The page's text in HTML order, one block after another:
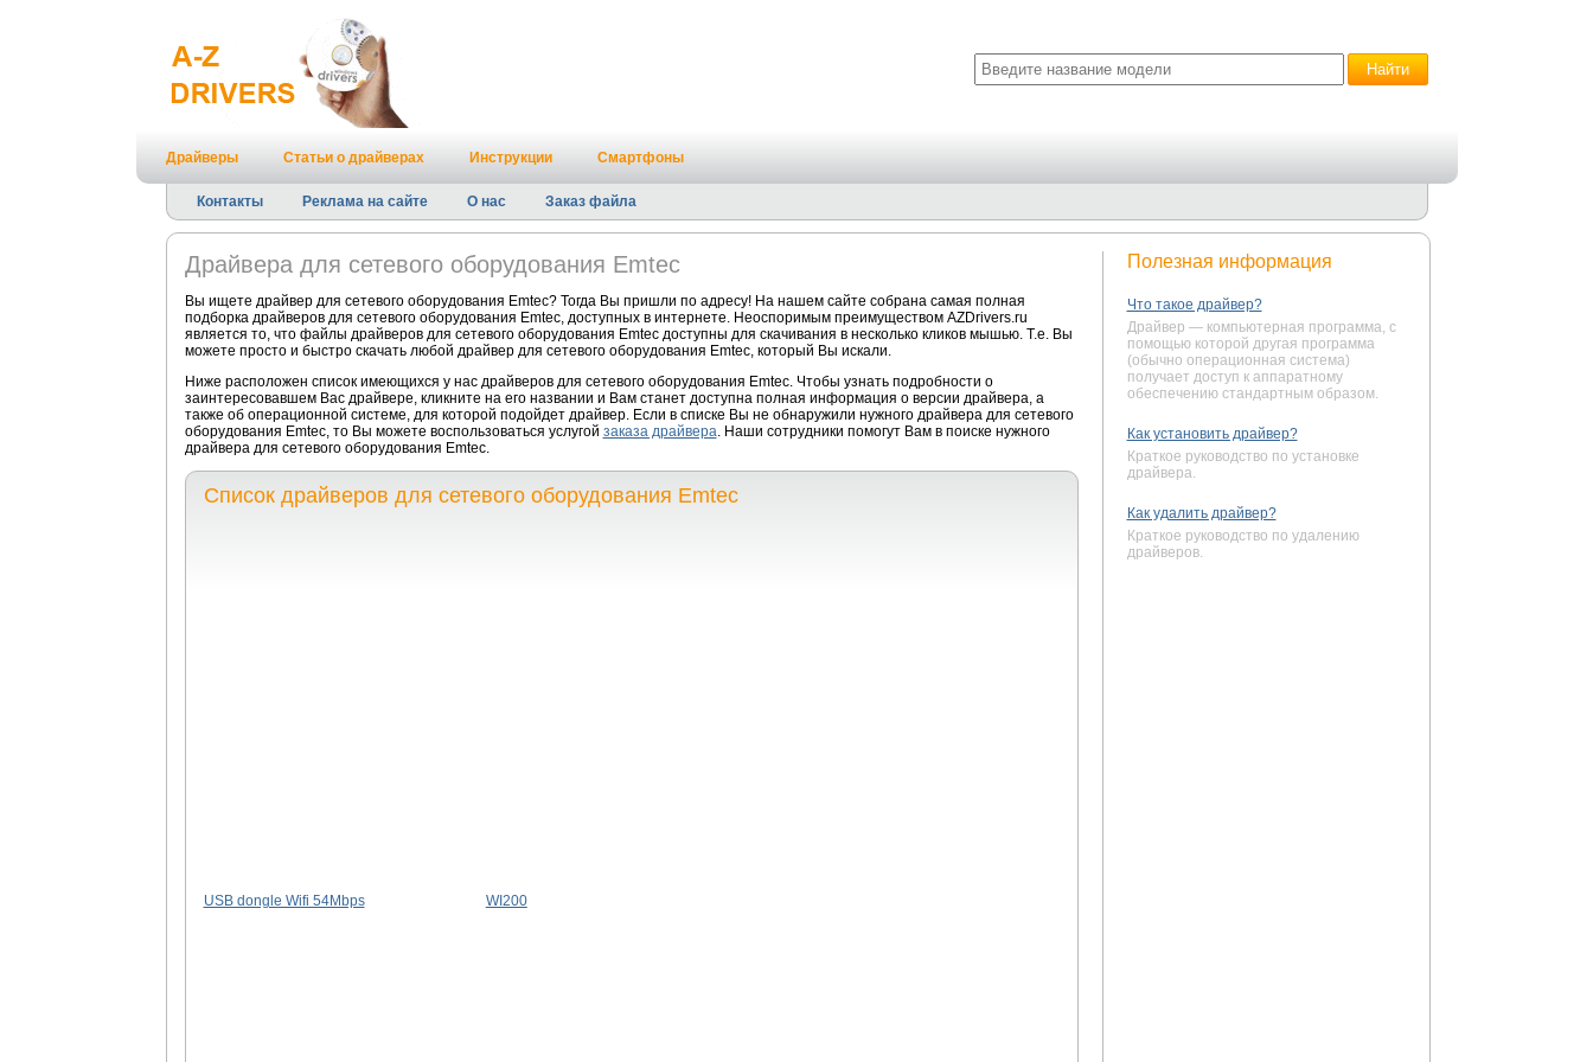
Драйверы Статьи о драйверах Инструкции Смартфоны
Контакты Реклама на сайте О нас Заказ файла
Драйвера для сетевого оборудования Emtec
Вы ищете драйвер для сетевого оборудования Emtec? Тогда Вы пришли по адресу! На нашем сайте собрана самая полная
подборка драйверов для сетевого оборудования Emtec, доступных в интернете. Неоспоримым преимуществом AZDrivers.ru
является то, что файлы драйверов для сетевого оборудования Emtec доступны для скачивания в несколько кликов мышью. Т.е. Вы
можете просто и быстро скачать любой драйвер для сетевого оборудования Emtec, который Вы искали.
Ниже расположен список имеющихся у нас драйверов для сетевого оборудования Emtec. Чтобы узнать подробности о
заинтересовавшем Вас драйвере, кликните на его названии и Вам станет доступна полная информация о версии драйвера, а
также об операционной системе, для которой подойдет драйвер. Если в списке Вы не обнаружили нужного драйвера для сетевого
оборудования Emtec, то Вы можете воспользоваться услугой заказа драйвера. Наши сотрудники помогут Вам в поиске нужного
драйвера для сетевого оборудования Emtec.
Список драйверов для сетевого оборудования Emtec
USB dongle Wifi 54Mbps WI200
Полезная информация
Что такое драйвер?
Драйвер — компьютерная программа, с
помощью которой другая программа
(обычно операционная система)
получает доступ к аппаратному
обеспечению стандартным образом.
Как установить драйвер?
Краткое руководство по установке
драйвера.
Как удалить драйвер?
Краткое руководство по удалению
драйверов.